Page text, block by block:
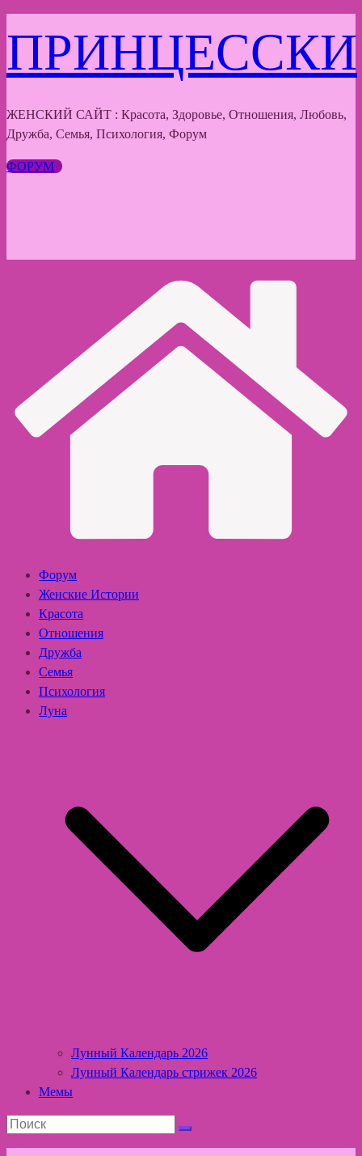
к
содержимому
ПРИНЦЕССКИ
ЖЕНСКИЙ САЙТ : Красота, Здоровье, Отношения, Любовь,
Дружба, Семья, Психология, Форум
ФОРУМ
Форум
Женские Истории
Красота
Отношения
Дружба
Семья
Психология
Луна
Лунный Календарь 2026
Лунный Календарь стрижек 2026
Мемы